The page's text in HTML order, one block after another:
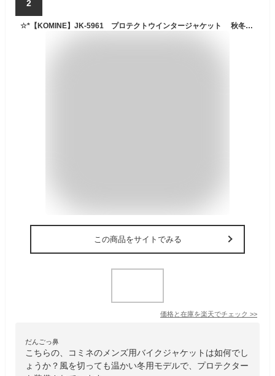
2
☆*【KOMINE】JK-5961 プロテクトウインタージャケット 秋冬 ウインタージャケット 冬用 防寒 メンズ ツーリング コミネ 【バイク用品】
この商品をサイトでみる
価格と在庫を楽天でチェック >>
だんごっ鼻
こちらの、コミネのメンズ用バイクジャケットは如何でし
ょうか？風を切っても温かい冬用モデルで、プロテクター